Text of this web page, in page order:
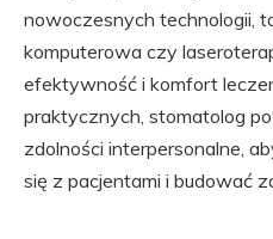
nowoczesnych technologii,
komputerowa czy
efektywność i komfort
praktycznych, stomatolog
zdolności interpersonalne,
się z pacjentami i budować